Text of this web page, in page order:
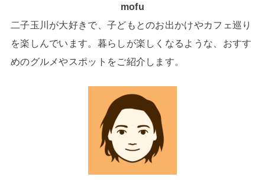
mofu
二子玉川が大好きで、子どもとのお出かけやカフェ巡り
を楽しんでいます。暮らしが楽しくなるような、おすす
めのグルメやスポットをご紹介します。